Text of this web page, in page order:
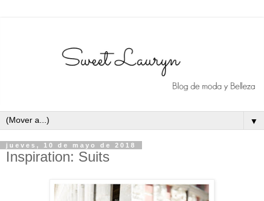
▼
jueves, 10 de mayo de 2018
Inspiration: Suits